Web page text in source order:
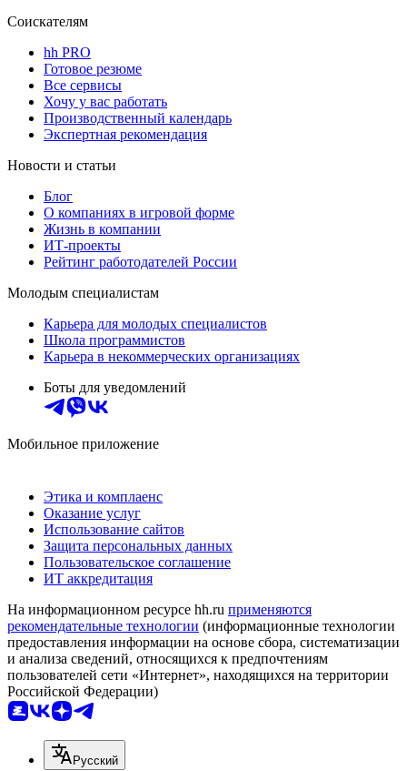
Соискателям
hh PRO
Готовое резюме
Все сервисы
Хочу у вас работать
Производственный календарь
Экспертная рекомендация
Новости и статьи
Блог
О компаниях в игровой форме
Жизнь в компании
ИТ-проекты
Рейтинг работодателей России
Молодым специалистам
Карьера для молодых специалистов
Школа программистов
Карьера в некоммерческих организациях
Боты для уведомлений
Мобильное приложение
Этика и комплаенс
Оказание услуг
Использование сайтов
Защита персональных данных
Пользовательское соглашение
ИТ аккредитация
На информационном ресурсе hh.ru применяются
рекомендательные технологии (информационные технологии
предоставления информации на основе сбора, систематизации
и анализа сведений, относящихся к предпочтениям
пользователей сети «Интернет», находящихся на территории
Российской Федерации)
Русский